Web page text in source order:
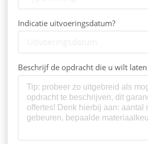
Indicatie uitvoeringsdatum?
Beschrijf de opdracht die u wilt